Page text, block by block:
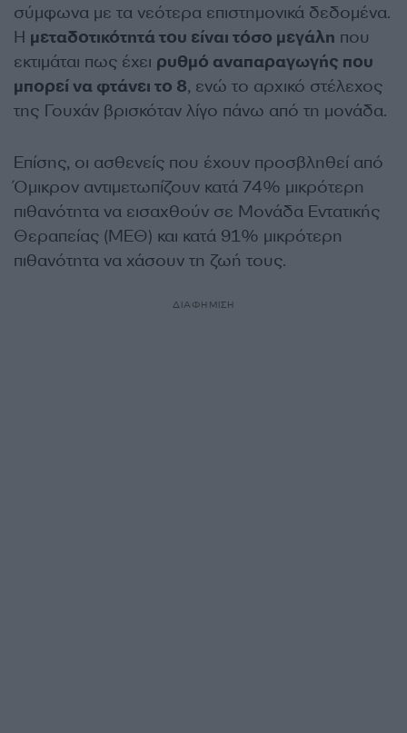
σύμφωνα με τα νεότερα επιστημονικά δεδομένα.
Η μεταδοτικότητά του είναι τόσο μεγάλη που
εκτιμάται πως έχει ρυθμό αναπαραγωγής που
μπορεί να φτάνει το 8, ενώ το αρχικό στέλεχος
της Γουχάν βρισκόταν λίγο πάνω από τη μονάδα.
Επίσης, οι ασθενείς που έχουν προσβληθεί από
Όμικρον αντιμετωπίζουν κατά 74% μικρότερη
πιθανότητα να εισαχθούν σε Μονάδα Εντατικής
Θεραπείας (ΜΕΘ) και κατά 91% μικρότερη
πιθανότητα να χάσουν τη ζωή τους.
ΔΙΑΦΗΜΙΣΗ